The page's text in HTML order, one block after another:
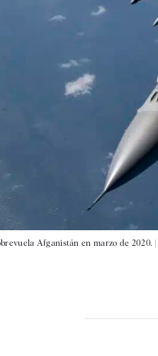
Afganistán en marzo de 2020.